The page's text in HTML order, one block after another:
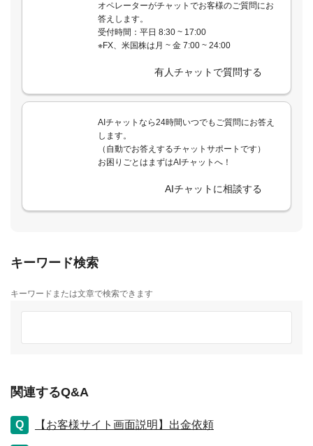
オペレーターがチャットでお客様のご質問にお
答えします。
受付時間：平日 8:30 ~ 17:00
※FX、米国株は月 ~ 金 7:00 ~ 24:00
有人チャットで質問する
AIチャットなら24時間いつでもご質問にお答え
します。
（自動でお答えするチャットサポートです）
お困りごとはまずはAIチャットへ！
AIチャットに相談する
キーワード検索
キーワードまたは文章で検索できます
関連するQ&A
【お客様サイト画面説明】出金依頼